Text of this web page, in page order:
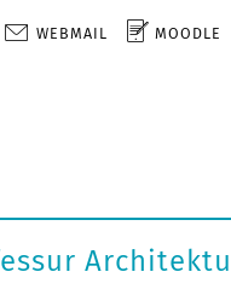
WEBMAIL MOODLE